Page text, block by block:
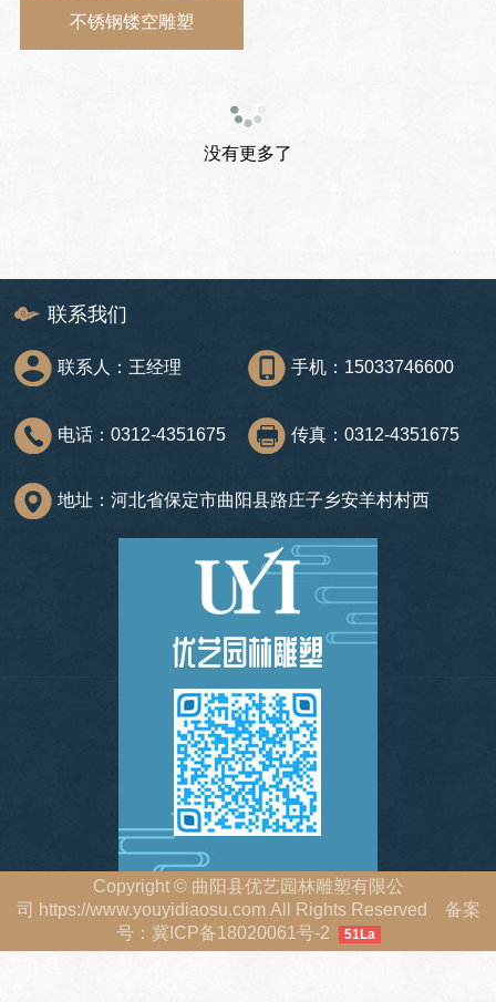
不锈钢镂空雕塑
没有更多了
联系我们
联系人：王经理 手机：15033746600
电话：0312-4351675 传真：0312-4351675
地址：河北省保定市曲阳县路庄子乡安羊村村西
Copyright ©曲阳县优艺园林雕塑有限公
司 https://www.youyidiaosu.comAll Rights Reserved 备案
号： 冀ICP备18020061号-2 51La